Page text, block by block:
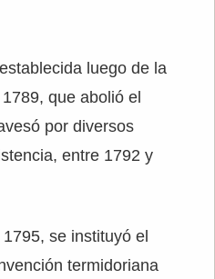
luego de la
que abolió el
por diversos
entre 1792 y
se instituyó el
termidoriana